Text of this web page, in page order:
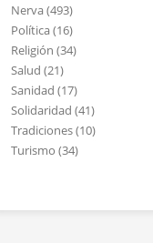
Nerva (493)
Política (16)
Religión (34)
Salud (21)
Sanidad (17)
Solidaridad (41)
Tradiciones (10)
Turismo (34)